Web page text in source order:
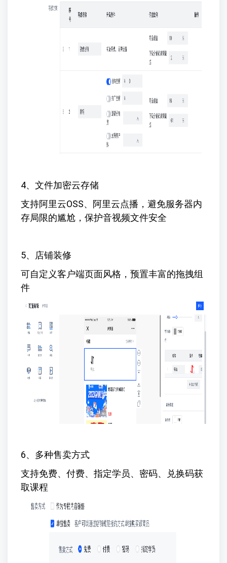
4、文件加密云存储
支持阿里云OSS、阿里云点播，避免服务器内
存局限的尴尬，保护音视频文件安全
5、店铺装修
可自定义客户端页面风格，预置丰富的拖拽组
件
6、多种售卖方式
支持免费、付费、指定学员、密码、兑换码获
取课程